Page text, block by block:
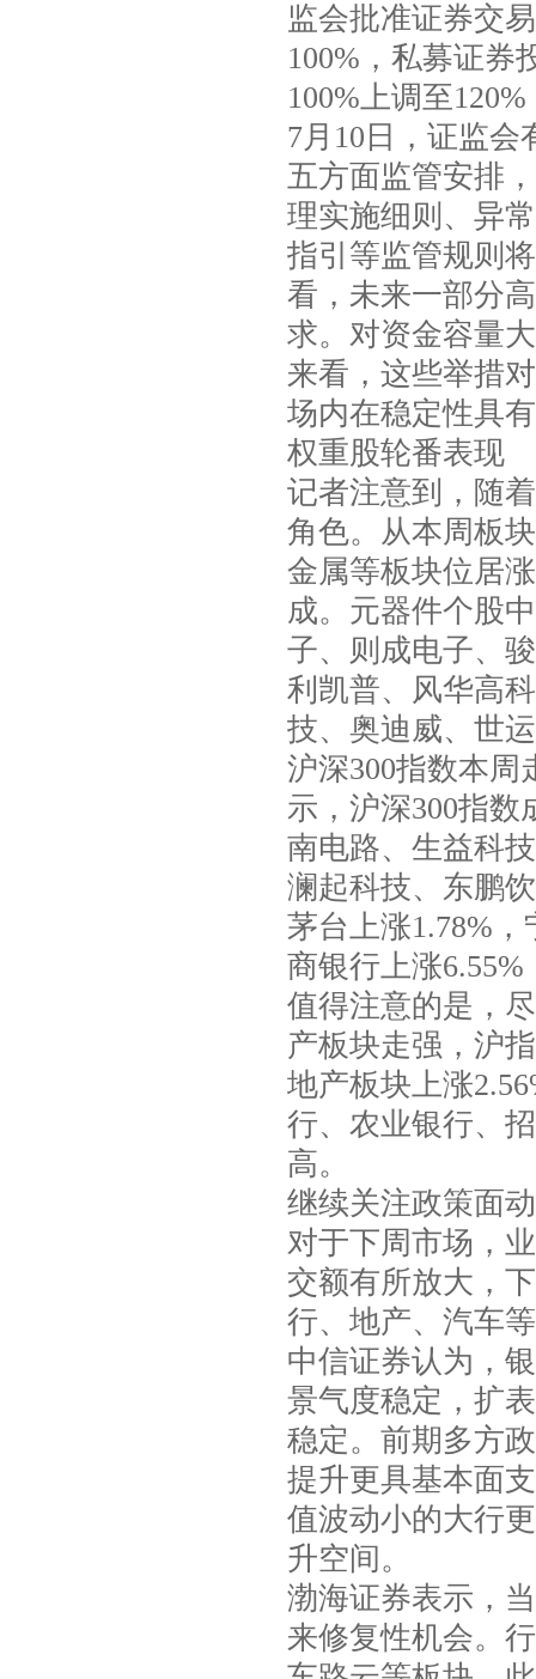
监会批准证券交
100%，私募证券
100%上调至
7月10日，证监
五方面监管安排
理实施细则、异
指引等监管规则
看，未来一部分
求。对资金容量
来看，这些举措
场内在稳定性具
权重股轮番表现
记者注意到，随
角色。从本周板
金属等板块位居
成。元器件个股
子、则成电子、
利凯普、风华高
技、奥迪威、世
沪深300指数本周
示，沪深300指数
南电路、生益科
澜起科技、东鹏
茅台上涨1.78%
商银行上涨
值得注意的是，
产板块走强，沪
地产板块上涨
行、农业银行、
高。
继续关注政策面
对于下周市场，
交额有所放大，
行、地产、汽车
中信证券认为，
景气度稳定，扩
稳定。前期多方
提升更具基本面
值波动小的大行
升空间。
渤海证券表示，
来修复性机会。